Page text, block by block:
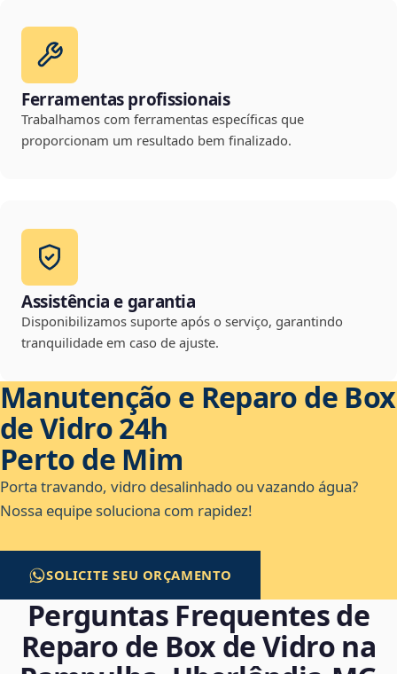
Ferramentas profissionais
Trabalhamos com ferramentas específicas que
proporcionam um resultado bem finalizado.
Assistência e garantia
Disponibilizamos suporte após o serviço, garantindo
tranquilidade em caso de ajuste.
Manutenção e Reparo de Box
de Vidro 24h
Perto de Mim
Porta travando, vidro desalinhado ou vazando água?
Nossa equipe soluciona com rapidez!
SOLICITE SEU ORÇAMENTO
Perguntas Frequentes de
Reparo de Box de Vidro na